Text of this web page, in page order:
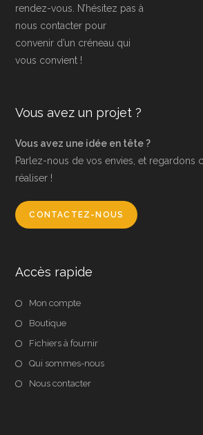
rendez-vous. N’hésitez pas à
nous contacter pour
convenir d’un créneau qui
vous convient !
Vous avez un projet ?
Vous avez une idée en tête ?
Parlez-nous de vos envies, et regardons
réaliser !
CONTACTEZ-NOUS
Accès rapide
Mon compte
Boutique
Fichiers à fournir
Qui sommes-nous
Nous contacter